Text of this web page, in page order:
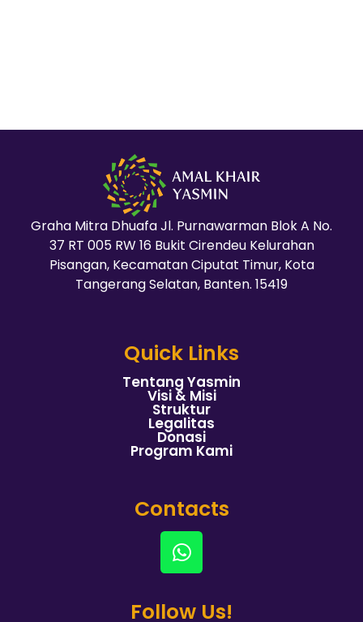
Graha Mitra Dhuafa Jl. Purnawarman Blok A No.
37 RT 005 RW 16 Bukit Cirendeu Kelurahan
Pisangan, Kecamatan Ciputat Timur, Kota
Tangerang Selatan, Banten. 15419
Quick Links
Tentang Yasmin
Visi & Misi
Struktur
Legalitas
Donasi
Program Kami
Contacts
Follow Us!